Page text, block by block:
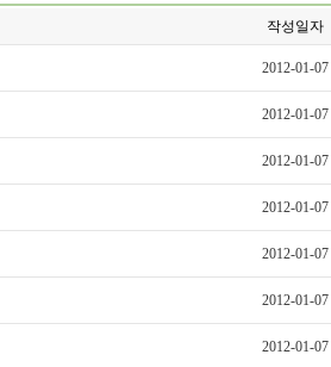
작성일자
2012-01-07
2012-01-07
2012-01-07
2012-01-07
2012-01-07
2012-01-07
2012-01-07